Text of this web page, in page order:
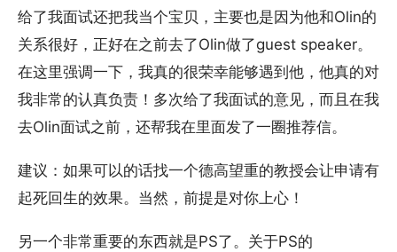
给了我面试还把我当个宝贝，主要也是因为他和Olin的
关系很好，正好在之前去了Olin做了guest speaker。
在这里强调一下，我真的很荣幸能够遇到他，他真的对
我非常的认真负责！多次给了我面试的意见，而且在我
去Olin面试之前，还帮我在里面发了一圈推荐信。
建议：如果可以的话找一个德高望重的教授会让申请有
起死回生的效果。当然，前提是对你上心！
另一个非常重要的东西就是PS了。关于PS的